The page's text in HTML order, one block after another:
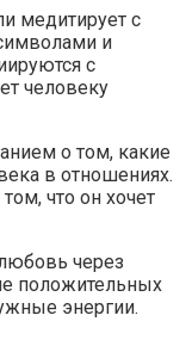
медитирует с
и
с
человеку
о том, какие
в отношениях.
что он хочет
через
положительных
энергии.